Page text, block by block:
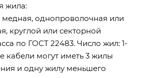
жила:
однопроволочная или
круглой или секторной
по ГОСТ 22483. Число жил: 1-
кабели могут иметь 3 жилы
и одну жилу меньшего